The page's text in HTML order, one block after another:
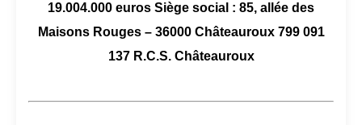
19.004.000 euros Siège social : 85, allée des
Maisons Rouges – 36000 Châteauroux 799 091
137 R.C.S. Châteauroux